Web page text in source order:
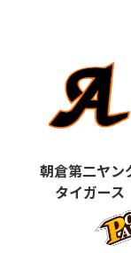
第10回
第9回
第7回
第6回
朝倉第二ヤン
タイガース